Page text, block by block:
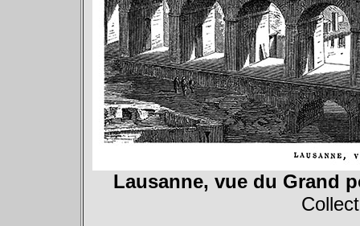
Lausanne, vue du Grand